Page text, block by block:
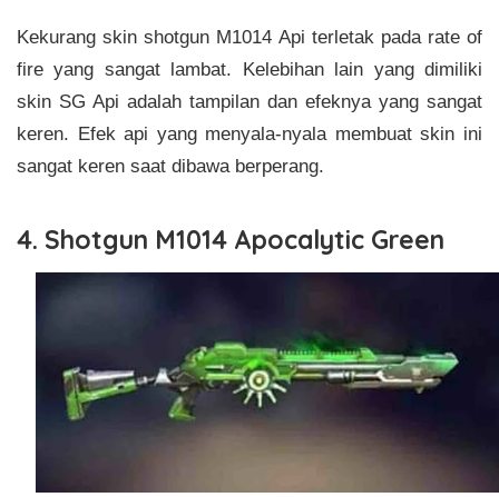
Kekurang skin shotgun M1014 Api terletak pada rate of
fire yang sangat lambat. Kelebihan lain yang dimiliki
skin SG Api adalah tampilan dan efeknya yang sangat
keren. Efek api yang menyala-nyala membuat skin ini
sangat keren saat dibawa berperang.
4. Shotgun M1014 Apocalytic Green